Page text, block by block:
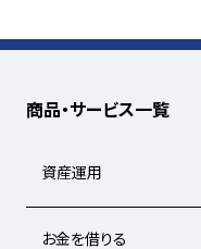
商品・サービス一覧
資産運用
お金を借りる